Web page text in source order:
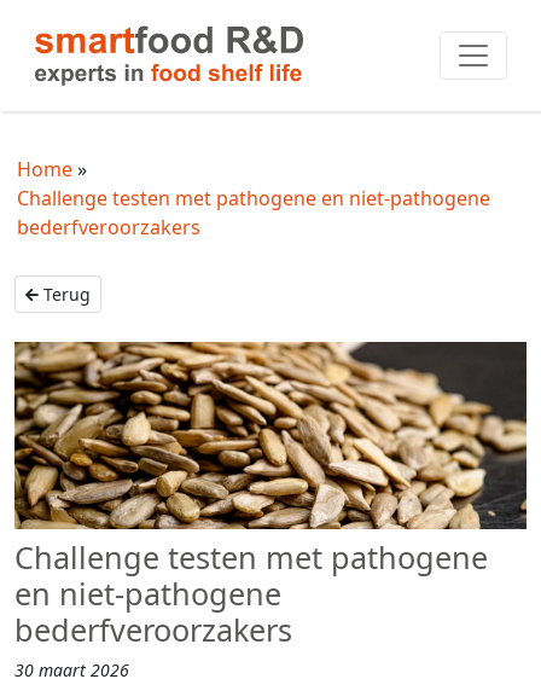
Home
Challenge testen met pathogene en niet-pathogene
bederfveroorzakers
Terug
Challenge testen met pathogene
en niet-pathogene
bederfveroorzakers
30 maart 2026